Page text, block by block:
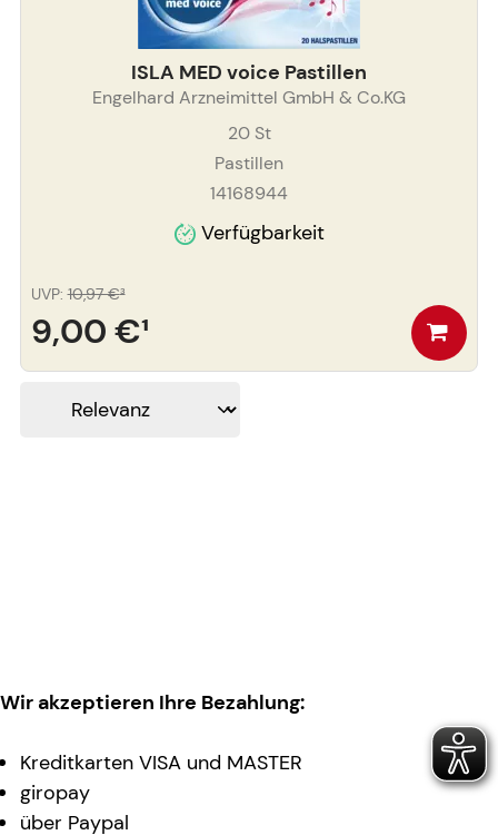
ISLA MED voice Pastillen
Engelhard Arzneimittel GmbH & Co.KG
20St
Pastillen
14168944
Verfügbarkeit
9,00 €¹
UVP: 10,97 €³
Wir akzeptieren Ihre Bezahlung:
Kreditkarten VISA und MASTER
giropay
über Paypal